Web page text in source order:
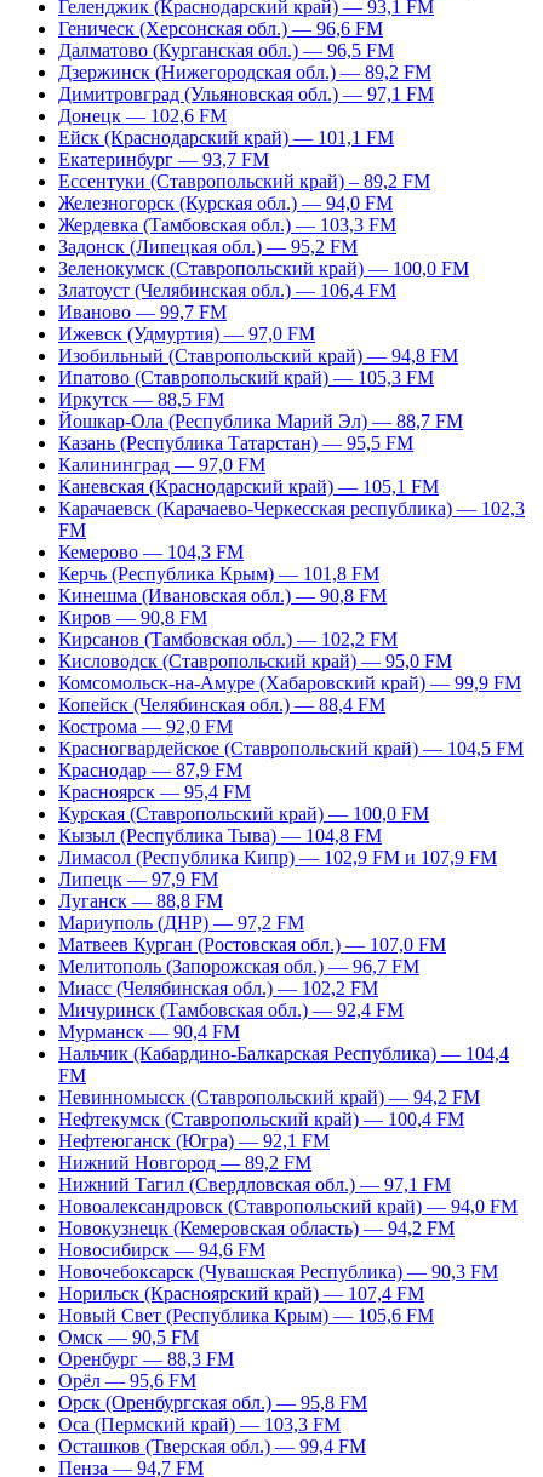
Геленджик (Краснодарский край) — 93,1 FM
Геническ (Херсонская обл.) — 96,6 FM
Далматово (Курганская обл.) — 96,5 FM
Дзержинск (Нижегородская обл.) — 89,2 FM
Димитровград (Ульяновская обл.) — 97,1 FM
Донецк — 102,6 FM
Ейск (Краснодарский край) — 101,1 FM
Екатеринбург — 93,7 FM
Ессентуки (Ставропольский край) – 89,2 FM
Железногорск (Курская обл.) — 94,0 FM
Жердевка (Тамбовская обл.) — 103,3 FM
Задонск (Липецкая обл.) — 95,2 FM
Зеленокумск (Ставропольский край) — 100,0 FM
Златоуст (Челябинская обл.) — 106,4 FM
Иваново — 99,7 FM
Ижевск (Удмуртия) — 97,0 FM
Изобильный (Ставропольский край) — 94,8 FM
Ипатово (Ставропольский край) — 105,3 FM
Иркутск — 88,5 FM
Йошкар-Ола (Республика Марий Эл) — 88,7 FM
Казань (Республика Татарстан) — 95,5 FM
Калининград — 97,0 FM
Каневская (Краснодарский край) — 105,1 FM
Карачаевск (Карачаево-Черкесская республика) — 102,3
FM
Кемерово — 104,3 FM
Керчь (Республика Крым) — 101,8 FM
Кинешма (Ивановская обл.) — 90,8 FM
Киров — 90,8 FM
Кирсанов (Тамбовская обл.) — 102,2 FM
Кисловодск (Ставропольский край) — 95,0 FM
Комсомольск-на-Амуре (Хабаровский край) — 99,9 FM
Копейск (Челябинская обл.) — 88,4 FM
Кострома — 92,0 FM
Красногвардейское (Ставропольский край) — 104,5 FM
Краснодар — 87,9 FM
Красноярск — 95,4 FM
Курская (Ставропольский край) — 100,0 FM
Кызыл (Республика Тыва) — 104,8 FM
Лимасол (Республика Кипр) — 102,9 FM и 107,9 FM
Липецк — 97,9 FM
Луганск — 88,8 FM
Мариуполь (ДНР) — 97,2 FM
Матвеев Курган (Ростовская обл.) — 107,0 FM
Мелитополь (Запорожская обл.) — 96,7 FM
Миасс (Челябинская обл.) — 102,2 FM
Мичуринск (Тамбовская обл.) — 92,4 FM
Мурманск — 90,4 FM
Нальчик (Кабардино-Балкарская Республика) — 104,4
FM
Невинномысск (Ставропольский край) — 94,2 FM
Нефтекумск (Ставропольский край) — 100,4 FM
Нефтеюганск (Югра) — 92,1 FM
Нижний Новгород — 89,2 FM
Нижний Тагил (Свердловская обл.) — 97,1 FM
Новоалександровск (Ставропольский край) — 94,0 FM
Новокузнецк (Кемеровская область) — 94,2 FM
Новосибирск — 94,6 FM
Новочебоксарск (Чувашская Республика) — 90,3 FM
Норильск (Красноярский край) — 107,4 FM
Новый Свет (Республика Крым) — 105,6 FM
Омск — 90,5 FM
Оренбург — 88,3 FM
Орёл — 95,6 FM
Орск (Оренбургская обл.) — 95,8 FM
Оса (Пермский край) — 103,3 FM
Осташков (Тверская обл.) — 99,4 FM
Пенза — 94,7 FM